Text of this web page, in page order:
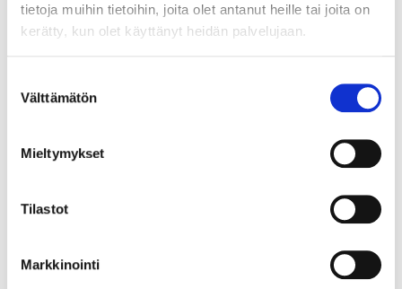
tietoja muihin tietoihin, joita olet antanut heille tai joita on
kerätty, kun olet käyttänyt heidän palvelujaan.
valinta
Välttämätön
Mieltymykset
Tilastot
Markkinointi